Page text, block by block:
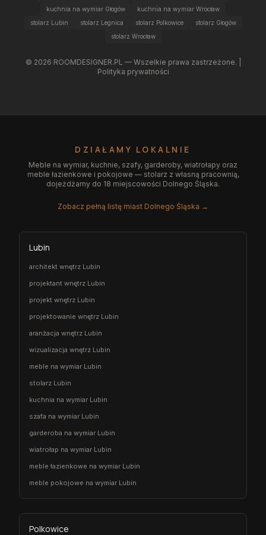
kuchnia na wymiar Głogów
kuchnia na wymiar Wrocław
stolarz Lubin
stolarz Legnica stolarz Polkowice
stolarz Głogów
stolarz Wrocław
© 2026 ROOMDESIGNER.PL — Wszelkie prawa zastrzeżone. |
Polityka prywatności
DZIAŁAMY LOKALNIE
Meble na wymiar, kuchnie, szafy, garderoby, wiatrołapy oraz
meble łazienkowe i pokojowe — stolarz z własną pracownią,
dojeżdżamy do 18 miejscowości Dolnego Śląska.
Zobacz pełną listę miast Dolnego Śląska →
Lubin
architekt wnętrz Lubin
projektant wnętrz Lubin
projekt wnętrz Lubin
projektowanie wnętrz Lubin
aranżacja wnętrz Lubin
wizualizacja wnętrz Lubin
meble na wymiar Lubin
stolarz Lubin
kuchnia na wymiar Lubin
szafa na wymiar Lubin
garderoba na wymiar Lubin
wiatrołap na wymiar Lubin
meble łazienkowe na wymiar Lubin
meble pokojowe na wymiar Lubin
Polkowice